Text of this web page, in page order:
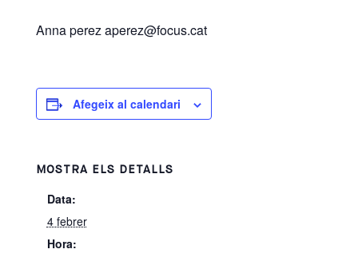
Anna perez aperez@focus.cat
Afegeix al calendari
MOSTRA ELS DETALLS
Data:
4 febrer
Hora: